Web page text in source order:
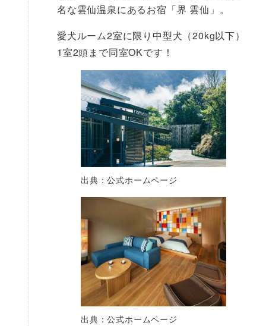
名な雲仙温泉にあるお宿「界 雲仙」。
愛犬ルーム2室に限り中型犬（20kg以下）
1室2頭まで同室OKです！
出典：公式ホームページ
出典：公式ホームページ